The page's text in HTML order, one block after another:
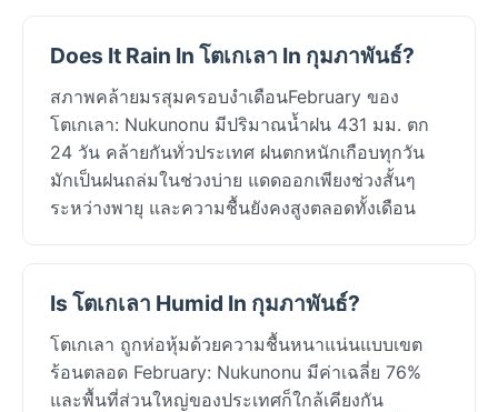
Does It Rain In โตเกเลา In กุมภาพันธ์?
สภาพคล้ายมรสุมครอบงำเดือนFebruary ของ
โตเกเลา: Nukunonu มีปริมาณน้ำฝน 431 มม. ตก
24 วัน คล้ายกันทั่วประเทศ ฝนตกหนักเกือบทุกวัน
มักเป็นฝนถล่มในช่วงบ่าย แดดออกเพียงช่วงสั้นๆ
ระหว่างพายุ และความชื้นยังคงสูงตลอดทั้งเดือน
Is โตเกเลา Humid In กุมภาพันธ์?
โตเกเลา ถูกห่อหุ้มด้วยความชื้นหนาแน่นแบบเขต
ร้อนตลอด February: Nukunonu มีค่าเฉลี่ย 76%
และพื้นที่ส่วนใหญ่ของประเทศก็ใกล้เคียงกัน